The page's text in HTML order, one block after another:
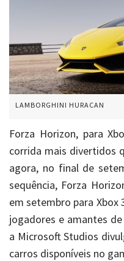
LAMBORGHINI HURACAN
Forza Horizon, para
corrida mais divertidos
agora, no final de
sequência, Forza
em setembro para Xbox
jogadores e amantes
a Microsoft Studios
carros disponíveis no